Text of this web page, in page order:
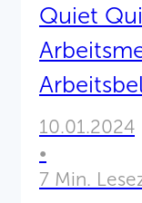
Quiet
Balance.
10.01.2024
•
7 Min.